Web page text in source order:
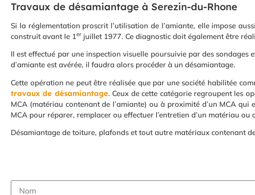
Travaux de désamiantage à Serezin-du-Rhone
Si la réglementation proscrit l’utilisation de l’amiante, elle impose
construit avant le 1er juillet 1977. Ce diagnostic doit également être
Il est effectué par une inspection visuelle poursuivie par des
d’amiante est avérée, il faudra alors procéder à un désamiantage.
Cette opération ne peut être réalisée que par une société habilitée
travaux de désamiantage. Ceux de cette catégorie regroupent les
MCA (matériau contenant de l’amiante) ou à proximité d’un MCA qui
MCA pour réparer, remplacer ou effectuer l’entretien d’un matériau ou
Désamiantage de toiture, plafonds et tout autre matériaux contenant